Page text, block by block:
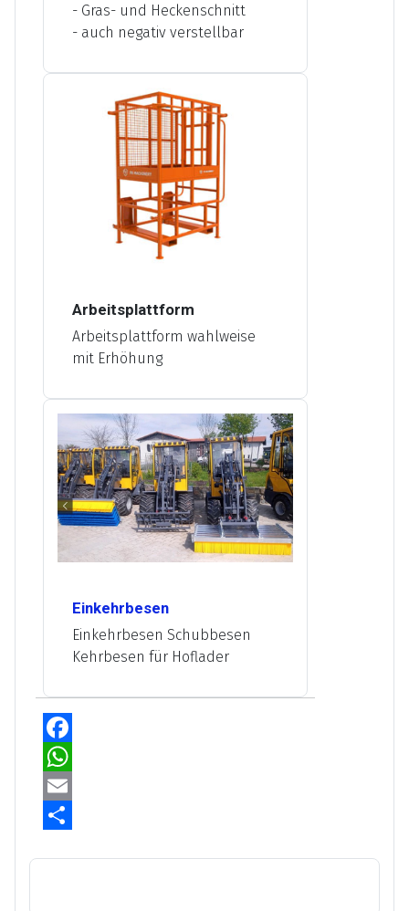
- Gras- und Heckenschnitt
- auch negativ verstellbar
Arbeitsplattform
Arbeitsplattform wahlweise
mit Erhöhung
Einkehrbesen
Einkehrbesen Schubbesen
Kehrbesen für Hoflader
Facebook
WhatsApp
Email